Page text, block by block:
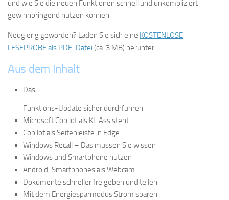
und wie Sie die neuen Funktionen schnell und unkompliziert
gewinnbringend nutzen können.
Neugierig geworden? Laden Sie sich eine KOSTENLOSE
LESEPROBE als PDF-Datei (ca. 3 MB) herunter.
Aus dem Inhalt
Das
Funktions-Update sicher durchführen
Microsoft Copilot als KI-Assistent
Copilot als Seitenleiste in Edge
Windows Recall – Das müssen Sie wissen
Windows und Smartphone nutzen
Android-Smartphones als Webcam
Dokumente schneller freigeben und teilen
Mit dem Energiesparmodus Strom sparen